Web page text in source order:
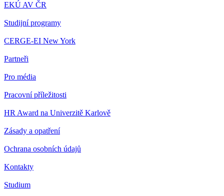
EKÚ AV ČR
Studijní programy
CERGE-EI New York
Partneři
Pro média
Pracovní příležitosti
HR Award na Univerzitě Karlově
Zásady a opatření
Ochrana osobních údajů
Kontakty
Studium